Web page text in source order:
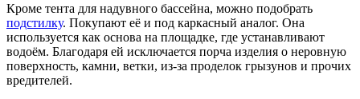
Кроме тента для надувного бассейна, можно подобрать
подстилку. Покупают её и под каркасный аналог. Она
используется как основа на площадке, где устанавливают
водоём. Благодаря ей исключается порча изделия о неровную
поверхность, камни, ветки, из-за проделок грызунов и прочих
вредителей.